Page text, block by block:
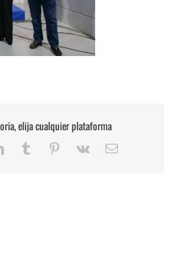
elija cualquier plataforma
LinkedInTumblr Pinterest
Vk
Correo